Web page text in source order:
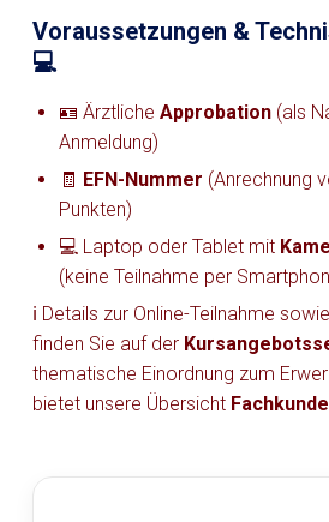
Voraussetzungen &
💻
🪪 Ärztliche Approbation (als
Anmeldung)
🧾 EFN-Nummer (Anrechnung
Punkten)
💻 Laptop oder Tablet mit
(keine Teilnahme per
ℹ️ Details zur Online-Teilnahme
finden Sie auf der
thematische Einordnung zum
bietet unsere Übersicht